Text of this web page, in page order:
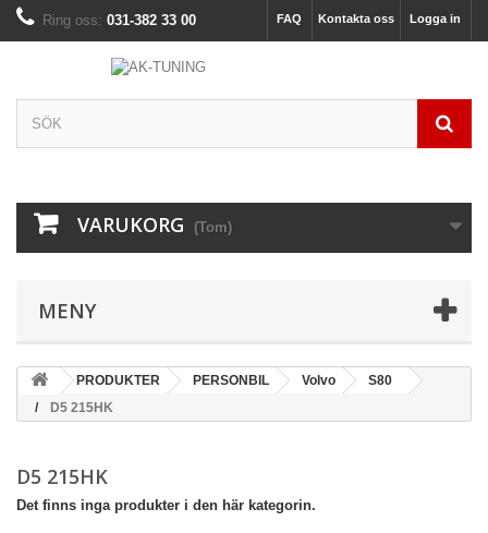
Logga in
Kontakta oss
FAQ
Ring oss: 031-382 33 00
VARUKORG (Tom)
MENY
PRODUKTER PERSONBIL Volvo
S80
D5 215HK
D5 215HK
Det finns inga produkter i den här kategorin.